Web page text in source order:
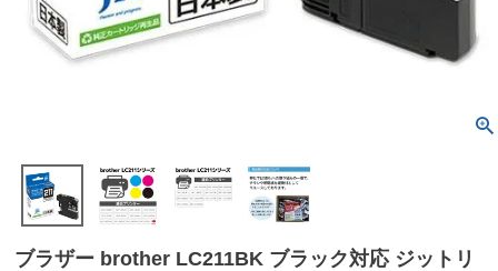
ブラザー brother LC211BK ブラック対応 ジットリ